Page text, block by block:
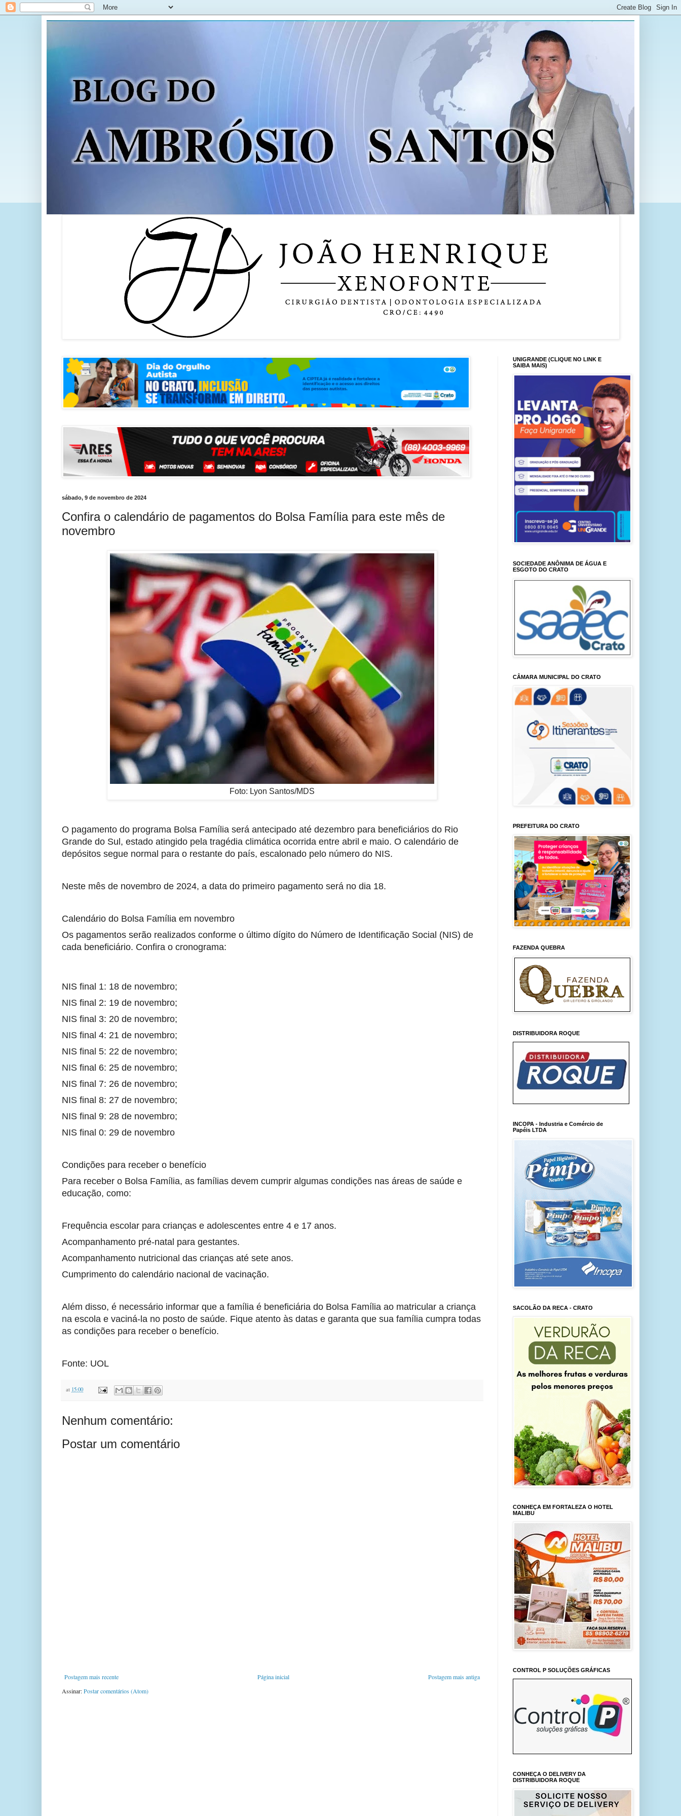
sábado, 9 de novembro de 2024
Confira o calendário de pagamentos do Bolsa Família para este mês de
novembro
Foto: Lyon Santos/MDS
O pagamento do programa Bolsa Família será antecipado até dezembro para beneficiários do Rio
Grande do Sul, estado atingido pela tragédia climática ocorrida entre abril e maio. O calendário de
depósitos segue normal para o restante do país, escalonado pelo número do NIS.
Neste mês de novembro de 2024, a data do primeiro pagamento será no dia 18.
Calendário do Bolsa Família em novembro
Os pagamentos serão realizados conforme o último dígito do Número de Identificação Social (NIS) de
cada beneficiário. Confira o cronograma:
NIS final 1: 18 de novembro;
NIS final 2: 19 de novembro;
NIS final 3: 20 de novembro;
NIS final 4: 21 de novembro;
NIS final 5: 22 de novembro;
NIS final 6: 25 de novembro;
NIS final 7: 26 de novembro;
NIS final 8: 27 de novembro;
NIS final 9: 28 de novembro;
NIS final 0: 29 de novembro
Condições para receber o benefício
Para receber o Bolsa Família, as famílias devem cumprir algumas condições nas áreas de saúde e
educação, como:
Frequência escolar para crianças e adolescentes entre 4 e 17 anos.
Acompanhamento pré-natal para gestantes.
Acompanhamento nutricional das crianças até sete anos.
Cumprimento do calendário nacional de vacinação.
Além disso, é necessário informar que a família é beneficiária do Bolsa Família ao matricular a criança
na escola e vaciná-la no posto de saúde. Fique atento às datas e garanta que sua família cumpra todas
as condições para receber o benefício.
Fonte: UOL
at 15:00
Nenhum comentário:
Postar um comentário
Postagem mais recente Postagem mais antiga
Página inicial
Assinar:Postar comentários (Atom)
UNIGRANDE (CLIQUE NO LINK E
SAIBA MAIS)
SOCIEDADE ANÔNIMA DE ÁGUA E
ESGOTO DO CRATO
CÂMARA MUNICIPAL DO CRATO
PREFEITURA DO CRATO
FAZENDA QUEBRA
DISTRIBUIDORA ROQUE
INCOPA - Industria e Comércio de
Papéis LTDA
SACOLÃO DA RECA - CRATO
CONHEÇA EM FORTALEZA O HOTEL
MALIBU
CONTROL P SOLUÇÕES GRÁFICAS
CONHEÇA O DELIVERY DA
DISTRIBUIDORA ROQUE